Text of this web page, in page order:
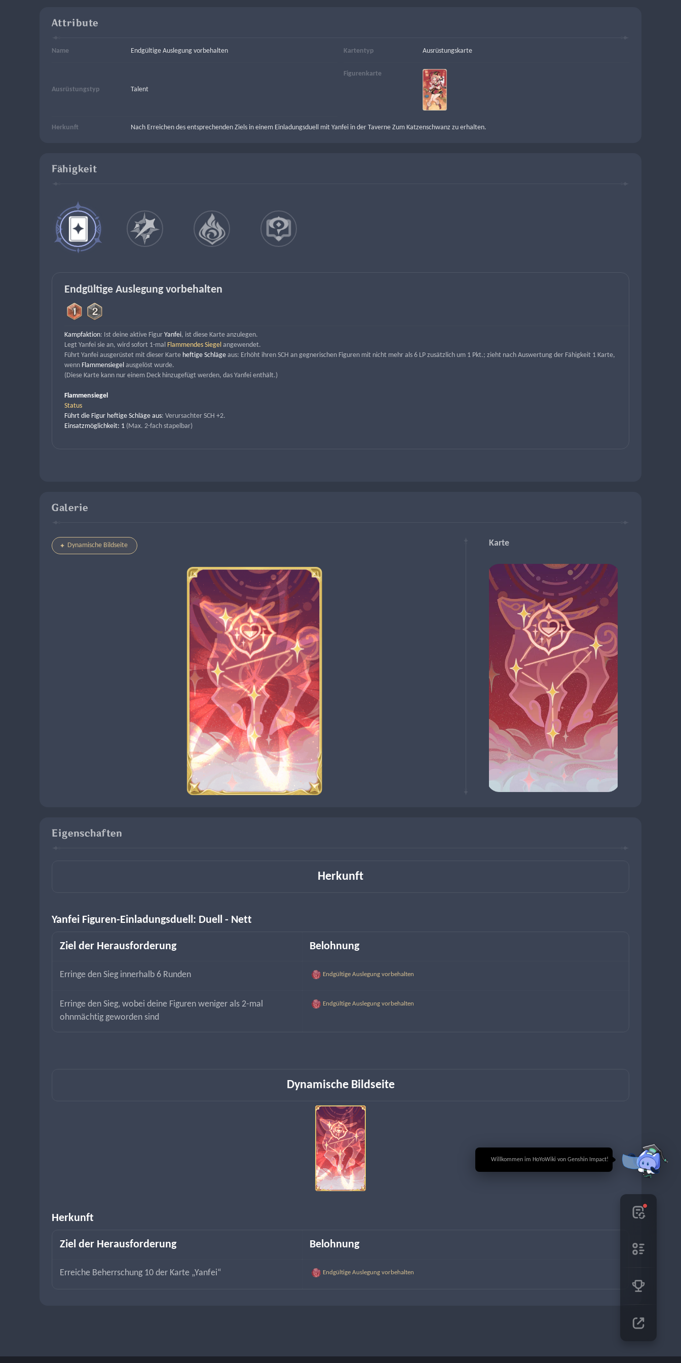
🎉 Willkommen im HoYoWiki von Genshin Impact!
Attribute
Name Endgültige Auslegung vorbehalten Kartentyp Ausrüstungskarte
Ausrüstungstyp Talent
Figurenkarte
Herkunft Nach Erreichen des entsprechenden Ziels in einem Einladungsduell mit Yanfei in der Taverne Zum Katzenschwanz zu erhalten.
Fähigkeit
Endgültige Auslegung vorbehalten
Kampfaktion: Ist deine aktive Figur Yanfei, ist diese Karte anzulegen.
Legt Yanfei sie an, wird sofort 1-mal Flammendes Siegel angewendet.
Führt Yanfei ausgerüstet mit dieser Karte heftige Schläge aus: Erhöht ihren SCH an gegnerischen Figuren mit nicht mehr als 6 LP zusätzlich um 1 Pkt.; zieht nach Auswertung der Fähigkeit 1 Karte,
wenn Flammensiegel ausgelöst wurde.
(Diese Karte kann nur einem Deck hinzugefügt werden, das Yanfei enthält.)
Flammensiegel
Status
Führt die Figur heftige Schläge aus: Verursachter SCH +2.
Einsatzmöglichkeit: 1 (Max. 2-fach stapelbar)
Galerie
Dynamische Bildseite Karte
Eigenschaften
Herkunft
Yanfei Figuren-Einladungsduell: Duell - Nett
Ziel der Herausforderung Belohnung
Erringe den Sieg innerhalb 6 Runden Endgültige Auslegung vorbehalten
Erringe den Sieg, wobei deine Figuren weniger als 2-mal
ohnmächtig geworden sind
Endgültige Auslegung vorbehalten
Dynamische Bildseite
Herkunft
Ziel der Herausforderung Belohnung
Erreiche Beherrschung 10 der Karte „Yanfei“ Endgültige Auslegung vorbehalten